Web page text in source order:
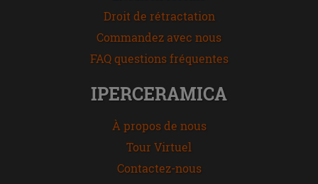
Droit de rétractation
Commandez avec nous
FAQ questions fréquentes
IPERCERAMICA
À propos de nous
Tour Virtuel
Contactez-nous